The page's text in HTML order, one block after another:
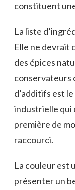
constituent
La liste
Elle ne devrait
des épices
conservateurs
d’additifs est
industrielle qui
première de
raccourci.
La couleur est
présenter un